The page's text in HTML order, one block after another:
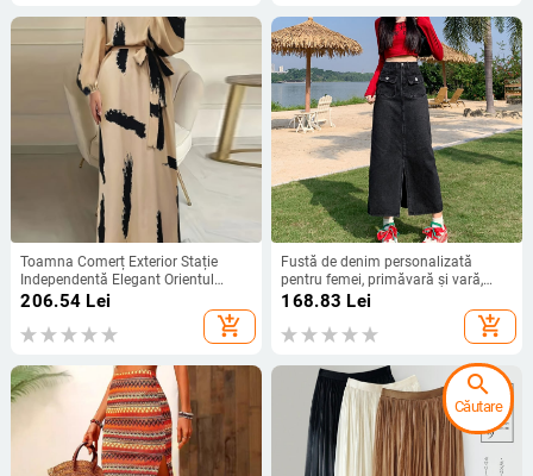
Toamna Comerț Exterior Stație
Independentă Elegant Orientul
Mijlociu femei musulmane halat
femei fustă lungă imprimată cu
mânecă lungă rochie de înaltă
206.54 Lei
add_shopping_cart
Fustă de denim personalizată
pentru femei, primăvară și vară,
nouă, talie înaltă, aspect slăbit, linie
A, lungime medie, crăpătură, fustă
de denim care acoperă șoldurile
168.83 Lei
add_shopping_cart
search
Căutare